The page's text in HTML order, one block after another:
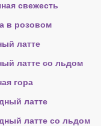
свежесть
в розовом
латте
латте со льдом
гора
латте
латте со льдом